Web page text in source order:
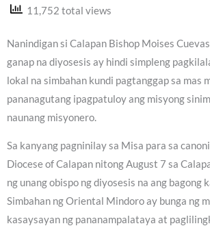
11,752 total views
Nanindigan si Calapan Bishop Moises
ganap na diyosesis ay hindi simpleng
lokal na simbahan kundi pagtanggap sa mas
pananagutang ipagpatuloy ang misyong
naunang misyonero.
Sa kanyang pagninilay sa Misa para sa
Diocese of Calapan nitong August 7 sa
ng unang obispo ng diyosesis na ang bagong
Simbahan ng Oriental Mindoro ay bunga ng
kasaysayan ng pananampalataya at